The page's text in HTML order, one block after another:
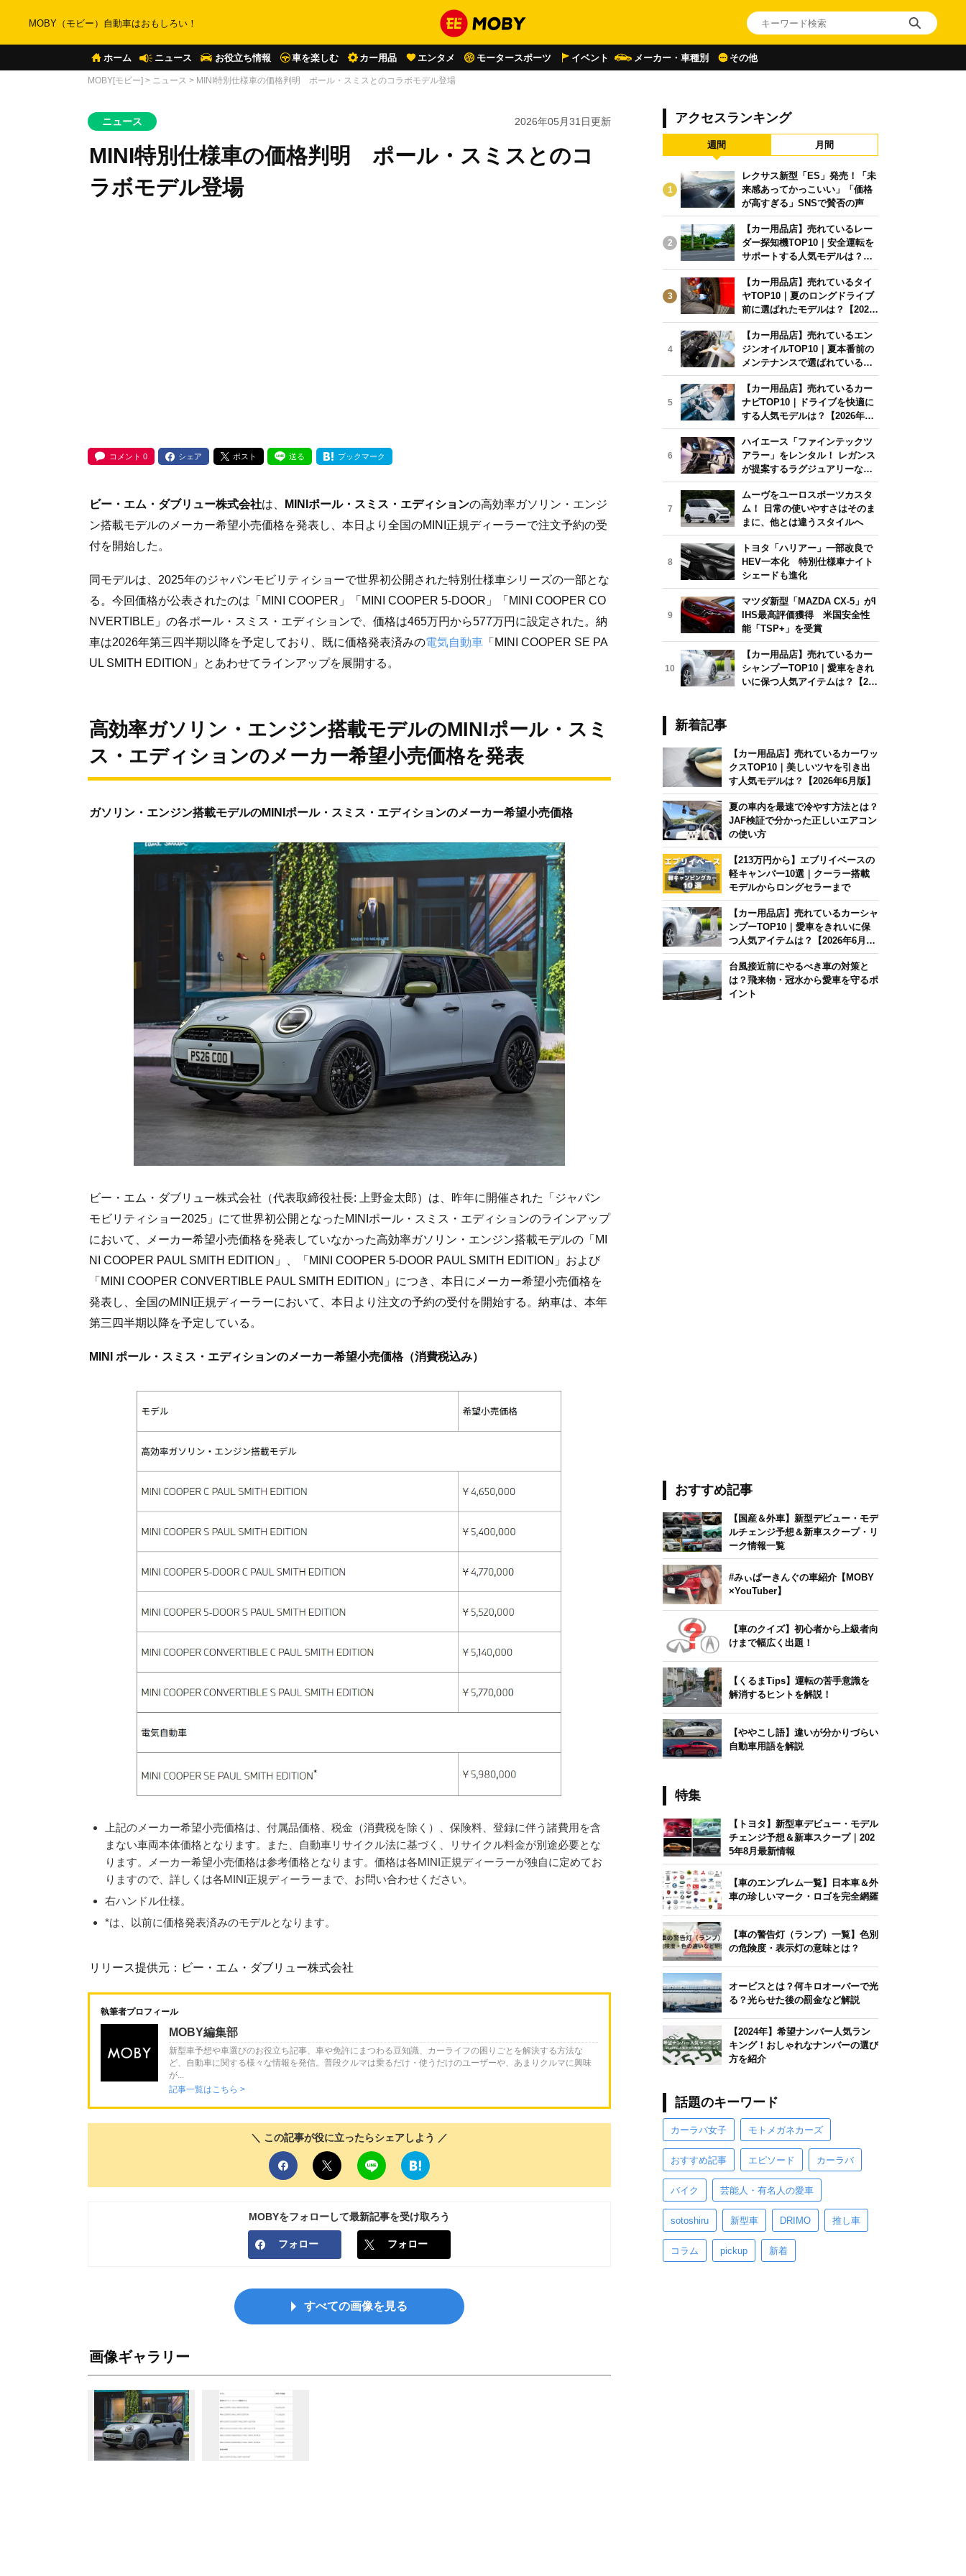
MOBY（モビー）自動車はおもしろい！
ホーム ニュース お役立ち情報 車を楽しむ カー用品 エンタメ モータースポーツ イベント メーカー・車種別 その他
MOBY[モビー] > ニュース > MINI特別仕様車の価格判明 ポール・スミスとのコラボモデル登場
ニュース 2026年05月31日更新
MINI特別仕様車の価格判明 ポール・スミスとのコ
ラボモデル登場
コメント 0 シェア ポスト 送る ブックマーク
ビー・エム・ダブリュー株式会社は、 MINIポール・スミス・エディションの高効率ガソリン・エンジ
ン搭載モデルのメーカー希望小売価格を発表し、本日より全国のMINI正規ディーラーで注文予約の受
付を開始した。
同モデルは、2025年のジャパンモビリティショーで世界初公開された特別仕様車シリーズの一部とな
る。今回価格が公表されたのは「MINI COOPER」「MINI COOPER 5-DOOR」「MINI COOPER CO
NVERTIBLE」の各ポール・スミス・エディションで、価格は465万円から577万円に設定された。納
車は2026年第三四半期以降を予定しており、既に価格発表済みの電気自動車 「MINI COOPER SE PA
UL SMITH EDITION」とあわせてラインアップを展開する。
高効率ガソリン・エンジン搭載モデルのMINIポール・スミ
ス・エディションのメーカー希望小売価格を発表
ガソリン・エンジン搭載モデルのMINIポール・スミス・エディションのメーカー希望小売価格
ビー・エム・ダブリュー株式会社（代表取締役社長: 上野金太郎）は、昨年に開催された「ジャパン
モビリティショー2025」にて世界初公開となったMINIポール・スミス・エディションのラインアップ
において、メーカー希望小売価格を発表していなかった高効率ガソリン・エンジン搭載モデルの「MI
NI COOPER PAUL SMITH EDITION」、「MINI COOPER 5-DOOR PAUL SMITH EDITION」および
「MINI COOPER CONVERTIBLE PAUL SMITH EDITION」につき、本日にメーカー希望小売価格を
発表し、全国のMINI正規ディーラーにおいて、本日より注文の予約の受付を開始する。納車は、本年
第三四半期以降を予定している。
MINI ポール・スミス・エディションのメーカー希望小売価格（消費税込み）
上記のメーカー希望小売価格は、付属品価格、税金（消費税を除く）、保険料、登録に伴う諸費用を含
まない車両本体価格となります。また、自動車リサイクル法に基づく、リサイクル料金が別途必要とな
ります。メーカー希望小売価格は参考価格となります。価格は各MINI正規ディーラーが独自に定めてお
りますので、詳しくは各MINI正規ディーラーまで、お問い合わせください。
右ハンドル仕様。
*は、以前に価格発表済みのモデルとなります。
リリース提供元：ビー・エム・ダブリュー株式会社
執筆者プロフィール
MOBY編集部
新型車予想や車選びのお役立ち記事、車や免許にまつわる豆知識、カーライフの困りごとを解決する方法な
ど、自動車に関する様々な情報を発信。普段クルマは乗るだけ・使うだけのユーザーや、あまりクルマに興味
が...
記事一覧はこちら >
＼ この記事が役に立ったらシェアしよう ／
MOBYをフォローして最新記事を受け取ろう
フォロー フォロー
すべての画像を見る
画像ギャラリー
アクセスランキング
週間 月間
1
レクサス新型「ES」発売！「未
来感あってかっこいい」「価格
が高すぎる」SNSで賛否の声
2
【カー用品店】売れているレー
ダー探知機TOP10｜安全運転を
サポートする人気モデルは？【2
026年6月版】
3
【カー用品店】売れているタイ
ヤTOP10｜夏のロングドライブ
前に選ばれたモデルは？【2026
年6月版】
4
【カー用品店】売れているエン
ジンオイルTOP10｜夏本番前の
メンテナンスで選ばれている人
気モデルは？【2026年6月版】
5
【カー用品店】売れているカー
ナビTOP10｜ドライブを快適に
する人気モデルは？【2026年6
月版】
6
ハイエース「ファインテックツ
アラー」をレンタル！ レガンス
が提案するラグジュアリーな移
動体験
7
ムーヴをユーロスポーツカスタ
ム！ 日常の使いやすさはそのま
まに、他とは違うスタイルへ
8
トヨタ「ハリアー」一部改良で
HEV一本化 特別仕様車ナイト
シェードも進化
9
マツダ新型「MAZDA CX-5」がI
IHS最高評価獲得 米国安全性
能「TSP+」を受賞
10
【カー用品店】売れているカー
シャンプーTOP10｜愛車をきれ
いに保つ人気アイテムは？【202
新着記事
【カー用品店】売れているカーワッ
クスTOP10｜美しいツヤを引き出
す人気モデルは？【2026年6月版】
夏の車内を最速で冷やす方法とは？
JAF検証で分かった正しいエアコン
の使い方
【213万円から】エブリイベースの
軽キャンパー10選｜クーラー搭載
モデルからロングセラーまで
【カー用品店】売れているカーシャ
ンプーTOP10｜愛車をきれいに保
つ人気アイテムは？【2026年6月
版】
台風接近前にやるべき車の対策と
は？飛来物・冠水から愛車を守るポ
イント
おすすめ記事
【国産＆外車】新型デビュー・モデ
ルチェンジ予想＆新車スクープ・リ
ーク情報一覧
#みぃぱーきんぐの車紹介【MOBY
×YouTuber】
【車のクイズ】初心者から上級者向
けまで幅広く出題！
【くるまTips】運転の苦手意識を
解消するヒントを解説！
【ややこし語】違いが分かりづらい
自動車用語を解説
特集
【トヨタ】新型車デビュー・モデル
チェンジ予想＆新車スクープ｜202
5年8月最新情報
【車のエンブレム一覧】日本車＆外
車の珍しいマーク・ロゴを完全網羅
【車の警告灯（ランプ）一覧】色別
の危険度・表示灯の意味とは？
オービスとは？何キロオーバーで光
る？光らせた後の罰金など解説
【2024年】希望ナンバー人気ラン
キング！おしゃれなナンバーの選び
方を紹介
話題のキーワード
カーラバ女子 モトメガネカーズ
おすすめ記事 エピソード カーラバ
バイク 芸能人・有名人の愛車
sotoshiru 新型車 DRIMO 推し車
コラム pickup 新着